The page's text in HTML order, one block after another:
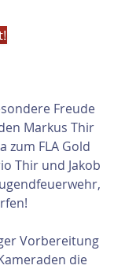
Freude
Markus Thir
zum FLA Gold
Thir und Jakob
Vorbereitung
die